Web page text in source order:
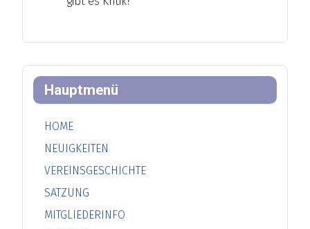
Hauptmenü
HOME
NEUIGKEITEN
VEREINSGESCHICHTE
SATZUNG
MITGLIEDERINFO